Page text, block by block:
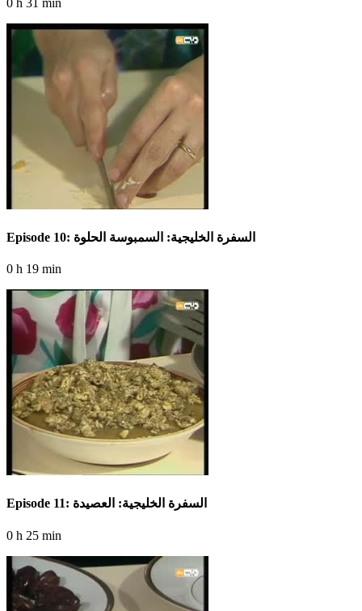
Episode 10: السفرة الخليجية: السمبوسة الحلوة
0 h 19 min
Episode 11: السفرة الخليجية: العصيدة
0 h 25 min